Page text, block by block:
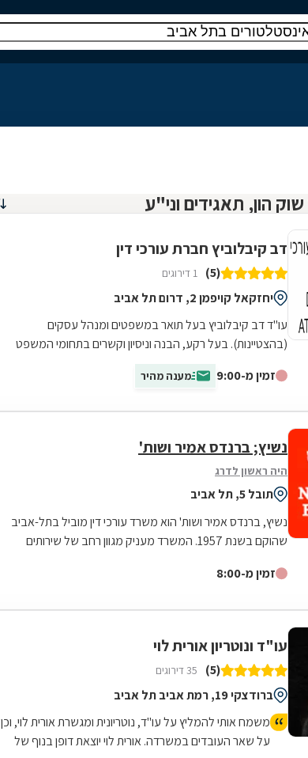
דב קיבלוביץ חברת עורכי דין
(5) 1 דירוגים
יחזקאל קויפמן 2, דרום תל אביב
עו"ד דב קיבלוביץ בעל תואר במשפטים ומנהל עסקים
(בהצטיינות). בעל רקע, הבנה וניסיון וקשרים בתחומי המשפט
זמין מ-9:00 מענה מהיר
נשיץ; ברנדס אמיר ושות'
היה ראשון לדרג
תובל 5, תל אביב
נשיץ, ברנדס אמיר ושות' הוא משרד עורכי דין מוביל בתל-אביב
שהוקם בשנת 1957. המשרד מעניק מגוון רחב של שירותים
זמין מ-8:00
עו"ד ונוטריון אורית לוי
(5) 35 דירוגים
ברודצקי 19, רמת אביב תל אביב
משמח אותי להמליץ על עו"ד, נוטריונית ומגשרת אורית לוי, וכן
על שאר העובדים במשרדה. אורית לוי יוצאת דופן בנוף של